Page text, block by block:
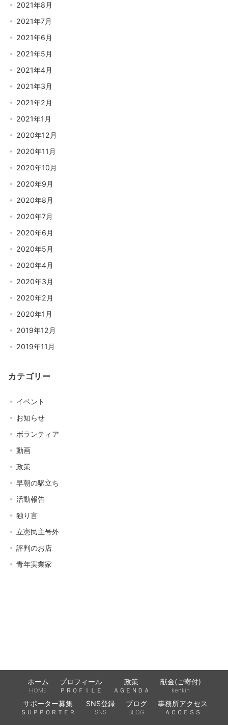
2021年8月
2021年7月
2021年6月
2021年5月
2021年4月
2021年3月
2021年2月
2021年1月
2020年12月
2020年11月
2020年10月
2020年9月
2020年8月
2020年7月
2020年6月
2020年5月
2020年4月
2020年3月
2020年2月
2020年1月
2019年12月
2019年11月
カテゴリー
イベント
お知らせ
ボランティア
動画
政策
早朝の駅立ち
活動報告
独り言
立憲民主号外
評判のお店
青年実業家
ホーム
HOME
プロフィール
ＰＲＯＦＩＬＥ
政策
ＡＧＥＮＤＡ
献金(ご寄付)
kenkin
サポーター募集
ＳＵＰＰＯＲＴＥＲ
SNS登録
SNS
ブログ
BLOG
事務所アクセス
ＡＣＣＥＳＳ